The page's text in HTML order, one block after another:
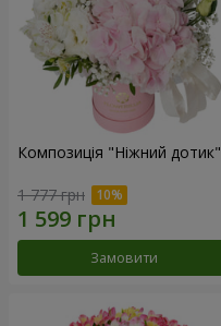
Композиція "Ніжний дотик"
1 777 грн
Замовити